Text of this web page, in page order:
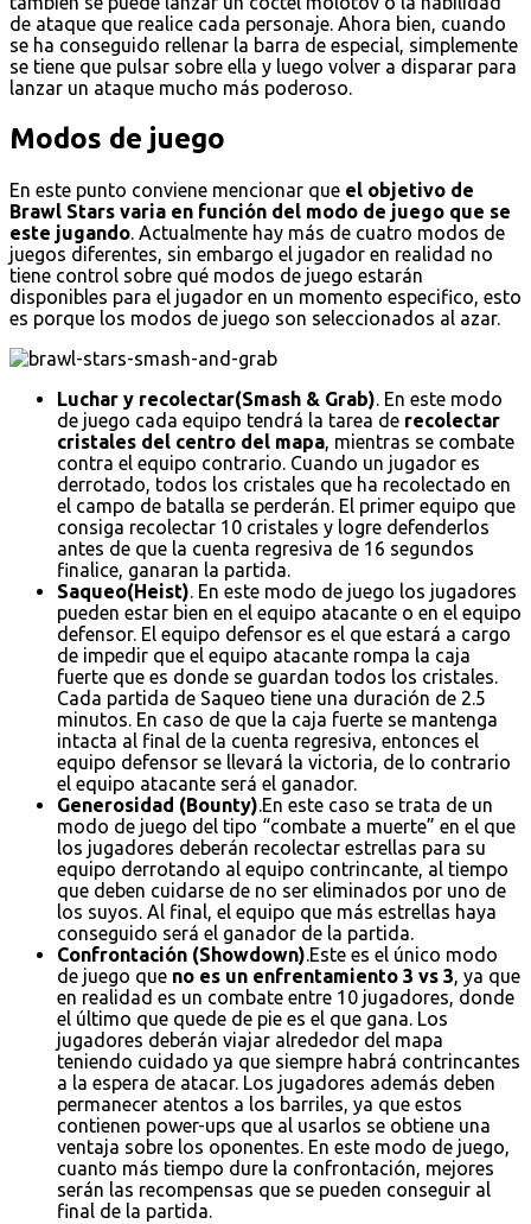
de ataque que realice cada personaje. Ahora bien, cuando
se ha conseguido rellenar la barra de especial, simplemente
se tiene que pulsar sobre ella y luego volver a disparar para
lanzar un ataque mucho más poderoso.
Modos de juego
En este punto conviene mencionar que el objetivo de
Brawl Stars varia en función del modo de juego que se
este jugando. Actualmente hay más de cuatro modos de
juegos diferentes, sin embargo el jugador en realidad no
tiene control sobre qué modos de juego estarán
disponibles para el jugador en un momento especifico, esto
es porque los modos de juego son seleccionados al azar.
Luchar y recolectar(Smash & Grab). En este modo
de juego cada equipo tendrá la tarea de recolectar
cristales del centro del mapa, mientras se combate
contra el equipo contrario. Cuando un jugador es
derrotado, todos los cristales que ha recolectado en
el campo de batalla se perderán. El primer equipo que
consiga recolectar 10 cristales y logre defenderlos
antes de que la cuenta regresiva de 16 segundos
finalice, ganaran la partida.
Saqueo(Heist). En este modo de juego los jugadores
pueden estar bien en el equipo atacante o en el equipo
defensor. El equipo defensor es el que estará a cargo
de impedir que el equipo atacante rompa la caja
fuerte que es donde se guardan todos los cristales.
Cada partida de Saqueo tiene una duración de 2.5
minutos. En caso de que la caja fuerte se mantenga
intacta al final de la cuenta regresiva, entonces el
equipo defensor se llevará la victoria, de lo contrario
el equipo atacante será el ganador.
Generosidad (Bounty).En este caso se trata de un
modo de juego del tipo “combate a muerte” en el que
los jugadores deberán recolectar estrellas para su
equipo derrotando al equipo contrincante, al tiempo
que deben cuidarse de no ser eliminados por uno de
los suyos. Al final, el equipo que más estrellas haya
conseguido será el ganador de la partida.
Confrontación (Showdown).Este es el único modo
de juego que no es un enfrentamiento 3 vs 3, ya que
en realidad es un combate entre 10 jugadores, donde
el último que quede de pie es el que gana. Los
jugadores deberán viajar alrededor del mapa
teniendo cuidado ya que siempre habrá contrincantes
a la espera de atacar. Los jugadores además deben
permanecer atentos a los barriles, ya que estos
contienen power-ups que al usarlos se obtiene una
ventaja sobre los oponentes. En este modo de juego,
cuanto más tiempo dure la confrontación, mejores
serán las recompensas que se pueden conseguir al
final de la partida.